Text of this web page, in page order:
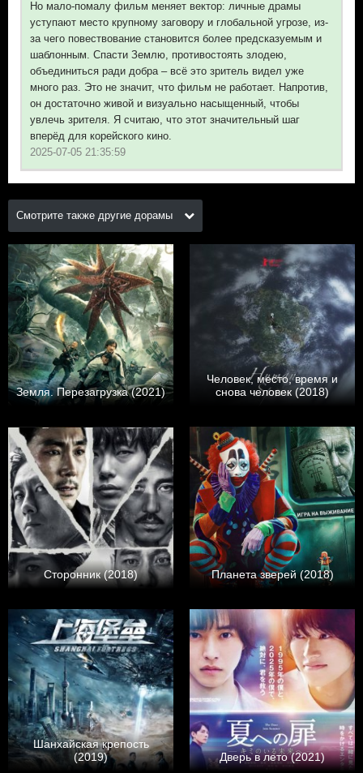
Но мало-помалу фильм меняет вектор: личные драмы
уступают место крупному заговору и глобальной угрозе, из-
за чего повествование становится более предсказуемым и
шаблонным. Спасти Землю, противостоять злодею,
объединиться ради добра – всё это зритель видел уже
много раз. Это не значит, что фильм не работает. Напротив,
он достаточно живой и визуально насыщенный, чтобы
увлечь зрителя. Я считаю, что этот значительный шаг
вперёд для корейского кино.
2025-07-05 21:35:59
Смотрите также другие дорамы
Земля. Перезагрузка (2021)
Человек, место, время и
снова человек (2018)
Сторонник (2018) Планета зверей (2018)
Шанхайская крепость
(2019)
Дверь в лето (2021)